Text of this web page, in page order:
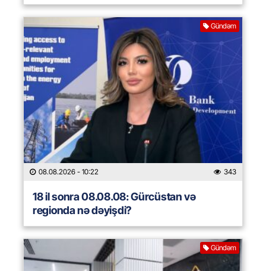
Gündəm
08.08.2026 - 10:22 343
18 il sonra 08.08.08: Gürcüstan və
regionda nə dəyişdi?
Gündəm